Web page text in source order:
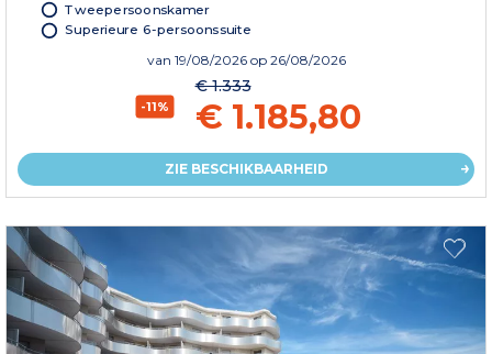
Tweepersoonskamer
Superieure 6-persoonssuite
van 19/08/2026 op 26/08/2026
-11%
€ 1.333
€ 1.185,80
ZIE BESCHIKBAARHEID